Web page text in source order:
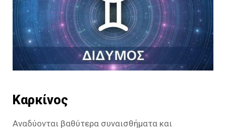
Καρκίνος
Αναδύονται βαθύτερα συναισθήματα και